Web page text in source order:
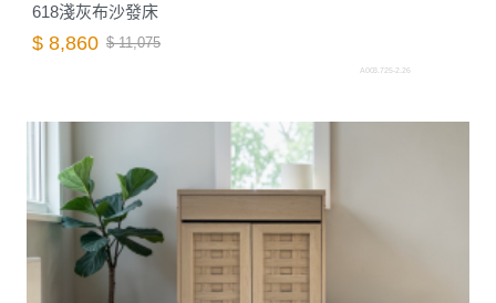
618淺灰布沙發床
$ 8,860 $ 11,075
A003.725-2.26